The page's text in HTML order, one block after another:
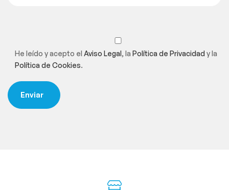
He leído y acepto el Aviso Legal, la Política de Privacidady la
Política de Cookies.